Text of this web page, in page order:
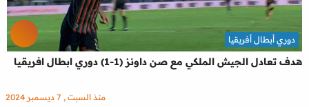
هدف تعادل الجيش الملكي مع صن داونز (1-1) دوري ابطال افريقيا
دوري أبطال أفريقيا
منذ السبت , 7 ديسمبر 2024